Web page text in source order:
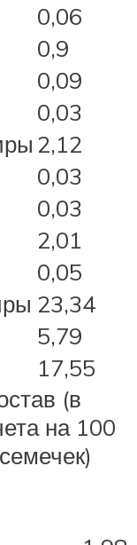
0,06
0,9
0,09
0,03
2,12
0,03
0,03
2,01
0,05
23,34
5,79
17,55
(в
на 100